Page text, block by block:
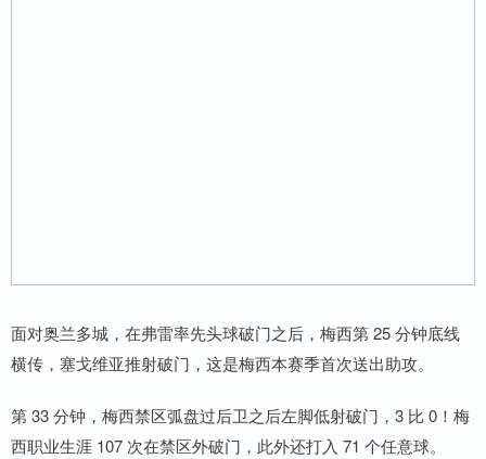
面对奥兰多城，在弗雷率先头球破门之后，梅西第 25 分钟底线
横传，塞戈维亚推射破门，这是梅西本赛季首次送出助攻。
第 33 分钟，梅西禁区弧盘过后卫之后左脚低射破门，3 比 0！梅
西职业生涯 107 次在禁区外破门，此外还打入 71 个任意球。